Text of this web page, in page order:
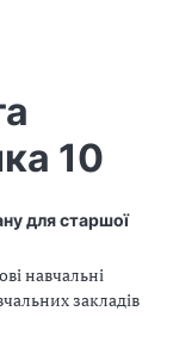
10
для старшої
навчальні
закладів